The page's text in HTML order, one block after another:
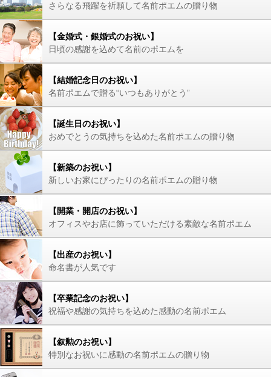
さらなる飛躍を祈願して名前ポエムの贈り物
【金婚式・銀婚式のお祝い】
日頃の感謝を込めて名前のポエムを
【結婚記念日のお祝い】
名前ポエムで贈る“いつもありがとう”
【誕生日のお祝い】
おめでとうの気持ちを込めた名前ポエムの贈り物
【新築のお祝い】
新しいお家にぴったりの名前ポエムの贈り物
【開業・開店のお祝い】
オフィスやお店に飾っていただける素敵な名前ポエム
【出産のお祝い】
命名書が人気です
【卒業記念のお祝い】
祝福や感謝の気持ちを込めた感動の名前ポエム
【叙勲のお祝い】
特別なお祝いに感動の名前ポエムの贈り物